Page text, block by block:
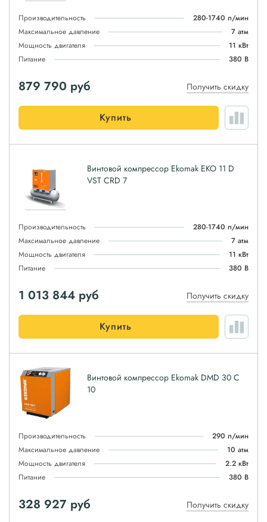
Производительность
280-1740 л/мин
Максимальное давление
7 атм
Мощность двигателя
11 кВт
Питание
380 В
879 790 руб Получить скидку
Купить
Винтовой компрессор Ekomak EKO 11 D
VST CRD 7
Производительность
280-1740 л/мин
Максимальное давление
7 атм
Мощность двигателя
11 кВт
Питание
380 В
1 013 844 руб Получить скидку
Купить
Винтовой компрессор Ekomak DMD 30 C
10
Производительность
290 л/мин
Максимальное давление
10 атм
Мощность двигателя
2.2 кВт
Питание
380 В
328 927 руб Получить скидку